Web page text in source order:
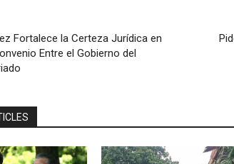
Fortalece la Certeza Jurídica en
Entre el Gobierno del